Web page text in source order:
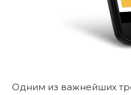
Одним из важнейших